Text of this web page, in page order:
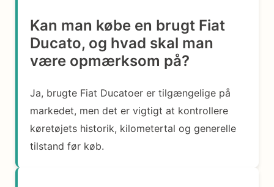
Kan man købe en brugt Fiat
Ducato, og hvad skal man
være opmærksom på?
Ja, brugte Fiat Ducatoer er tilgængelige på
markedet, men det er vigtigt at kontrollere
køretøjets historik, kilometertal og generelle
tilstand før køb.